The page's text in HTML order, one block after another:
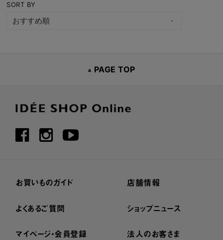
SORT BY
PAGE TOP
お買いものガイド
よくあるご質問
マイページ・会員登録
店舗情報
ショップニュース
法人のお客さま